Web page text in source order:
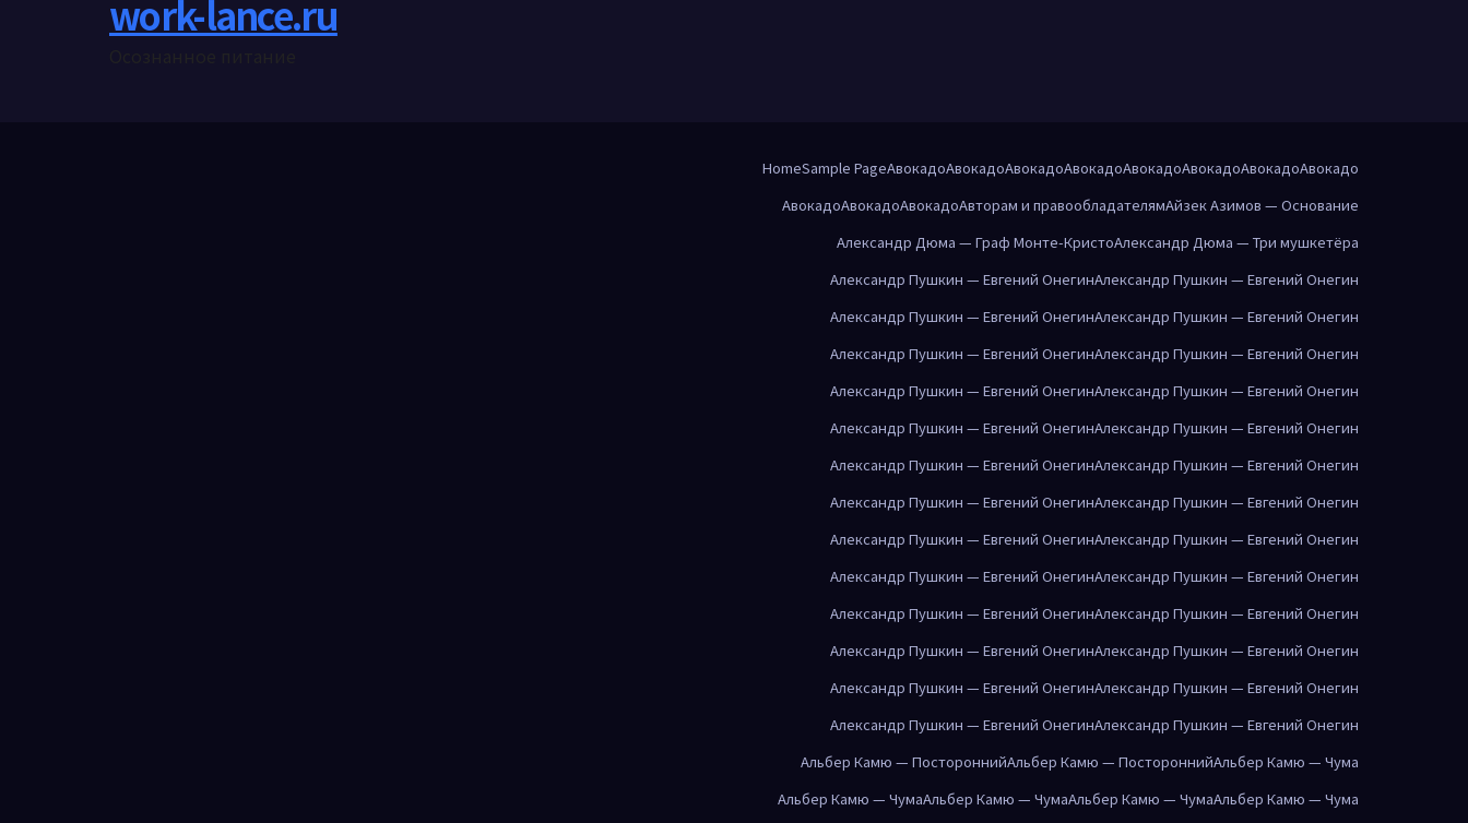
work-lance.ru
HomeSample PageАвокадоАвокадоАвокадоАвокадоАвокадоАвокадоАвокадоАвокадо
АвокадоАвокадоАвокадоАвторам и правообладателямАйзек Азимов — Основание
Александр Дюма — Граф Монте-КристоАлександр Дюма — Три мушкетёра
Александр Пушкин — Евгений ОнегинАлександр Пушкин — Евгений Онегин
Александр Пушкин — Евгений ОнегинАлександр Пушкин — Евгений Онегин
Александр Пушкин — Евгений ОнегинАлександр Пушкин — Евгений Онегин
Александр Пушкин — Евгений ОнегинАлександр Пушкин — Евгений Онегин
Александр Пушкин — Евгений ОнегинАлександр Пушкин — Евгений Онегин
Александр Пушкин — Евгений ОнегинАлександр Пушкин — Евгений Онегин
Александр Пушкин — Евгений ОнегинАлександр Пушкин — Евгений Онегин
Александр Пушкин — Евгений ОнегинАлександр Пушкин — Евгений Онегин
Александр Пушкин — Евгений ОнегинАлександр Пушкин — Евгений Онегин
Александр Пушкин — Евгений ОнегинАлександр Пушкин — Евгений Онегин
Александр Пушкин — Евгений ОнегинАлександр Пушкин — Евгений Онегин
Александр Пушкин — Евгений ОнегинАлександр Пушкин — Евгений Онегин
Александр Пушкин — Евгений ОнегинАлександр Пушкин — Евгений Онегин
Альбер Камю — ПостороннийАльбер Камю — ПостороннийАльбер Камю — Чума
Альбер Камю — ЧумаАльбер Камю — ЧумаАльбер Камю — ЧумаАльбер Камю — Чума